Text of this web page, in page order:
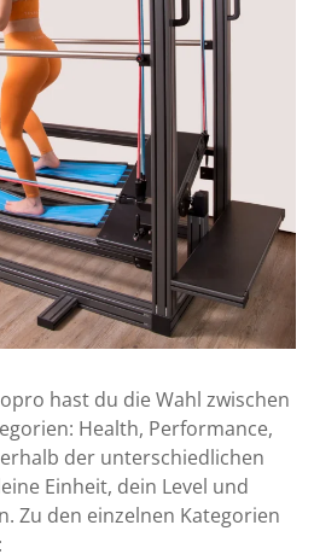
hast du die Wahl zwischen
Health, Performance,
der unterschiedlichen
Einheit, dein Level und
Zu den einzelnen Kategorien